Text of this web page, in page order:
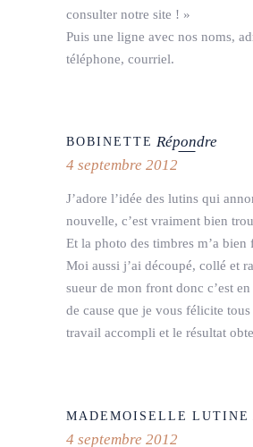
consulter notre site ! »
Puis une ligne avec nos noms,
téléphone, courriel.
BOBINETTE Répondre
4 septembre 2012
J’adore l’idée des lutins qui
nouvelle, c’est vraiment bien
Et la photo des timbres m’a
Moi aussi j’ai découpé, collé et
sueur de mon front donc c’est en
de cause que je vous félicite
travail accompli et le résultat
MADEMOISELLE LUTINE
4 septembre 2012